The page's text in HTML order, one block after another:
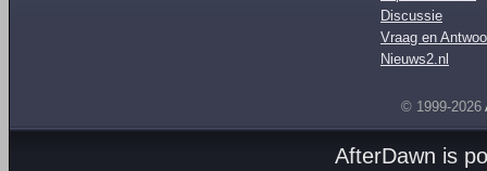
Discussie
Vraag en
Nieuws2.nl
© 1999-2026
AfterDawn is